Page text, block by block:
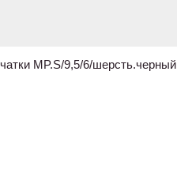
MP.S/9,5/6/шерсть.черный